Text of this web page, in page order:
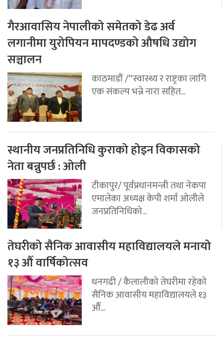
गैरआवासिय नेपालीको समेतको डेढ अर्व
लगानीमा युरोपियन मापदण्डको औषधि उद्योग
सञ्चालन
काठमाडौं /“स्वास्थ्य र राष्ट्रका लागि
एक संकल्प भन्ने नारा सहित...
स्थानीय जनप्रतिनिधि कुराको होइन विकासको
नेता बन्नुपर्छ : ओली
टीकापुर/ पूर्वप्रधानमन्त्री तथा नेकपा
एमालेका अध्यक्ष केपी शर्मा ओलीले
जनप्रतिनिधिको...
तेघरीको सैनिक आवासीय महाविद्यालयले मनायो
१३ औँ वार्षिकोत्सव
धनगढी / कैलालीको तेघरीमा रहेको
सैनिक आवासीय महाविद्यालयले १३
औँ...